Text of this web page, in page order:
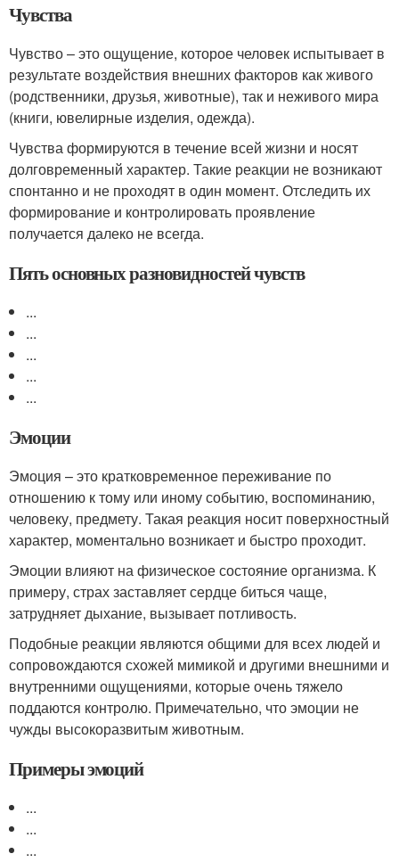
Чувства
Чувство – это ощущение, которое человек испытывает в
результате воздействия внешних факторов как живого
(родственники, друзья, животные), так и неживого мира
(книги, ювелирные изделия, одежда).
Чувства формируются в течение всей жизни и носят
долговременный характер. Такие реакции не возникают
спонтанно и не проходят в один момент. Отследить их
формирование и контролировать проявление
получается далеко не всегда.
Пять основных разновидностей чувств
...
...
...
...
...
Эмоции
Эмоция – это кратковременное переживание по
отношению к тому или иному событию, воспоминанию,
человеку, предмету. Такая реакция носит поверхностный
характер, моментально возникает и быстро проходит.
Эмоции влияют на физическое состояние организма. К
примеру, страх заставляет сердце биться чаще,
затрудняет дыхание, вызывает потливость.
Подобные реакции являются общими для всех людей и
сопровождаются схожей мимикой и другими внешними и
внутренними ощущениями, которые очень тяжело
поддаются контролю. Примечательно, что эмоции не
чужды высокоразвитым животным.
Примеры эмоций
...
...
...